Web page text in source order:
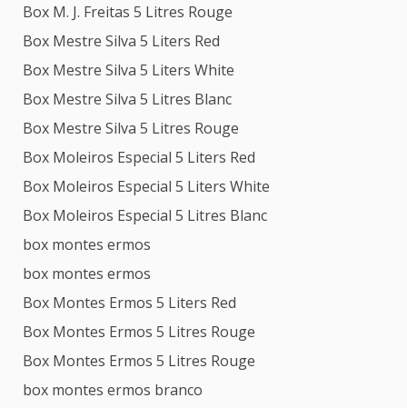
Box M. J. Freitas 5 Litres Rouge
Box Mestre Silva 5 Liters Red
Box Mestre Silva 5 Liters White
Box Mestre Silva 5 Litres Blanc
Box Mestre Silva 5 Litres Rouge
Box Moleiros Especial 5 Liters Red
Box Moleiros Especial 5 Liters White
Box Moleiros Especial 5 Litres Blanc
box montes ermos
box montes ermos
Box Montes Ermos 5 Liters Red
Box Montes Ermos 5 Litres Rouge
Box Montes Ermos 5 Litres Rouge
box montes ermos branco